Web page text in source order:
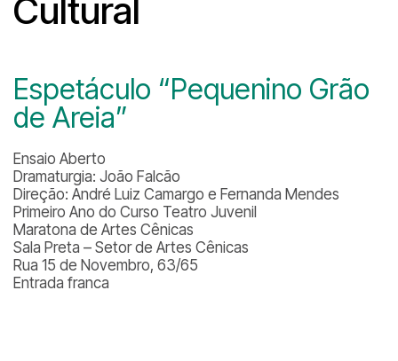
Cultural
Espetáculo “Pequenino Grão
de Areia”
Ensaio Aberto
Dramaturgia: João Falcão
Direção: André Luiz Camargo e Fernanda Mendes
Primeiro Ano do Curso Teatro Juvenil
Maratona de Artes Cênicas
Sala Preta – Setor de Artes Cênicas
Rua 15 de Novembro, 63/65
Entrada franca